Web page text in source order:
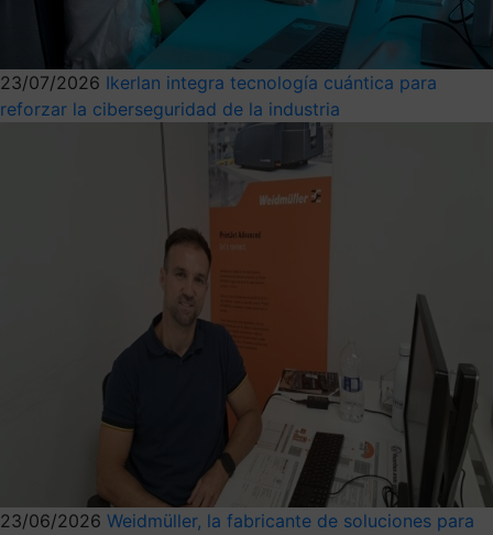
23/07/2026 Ikerlan integra tecnología cuántica para
reforzar la ciberseguridad de la industria
23/06/2026 Weidmüller, la fabricante de soluciones para